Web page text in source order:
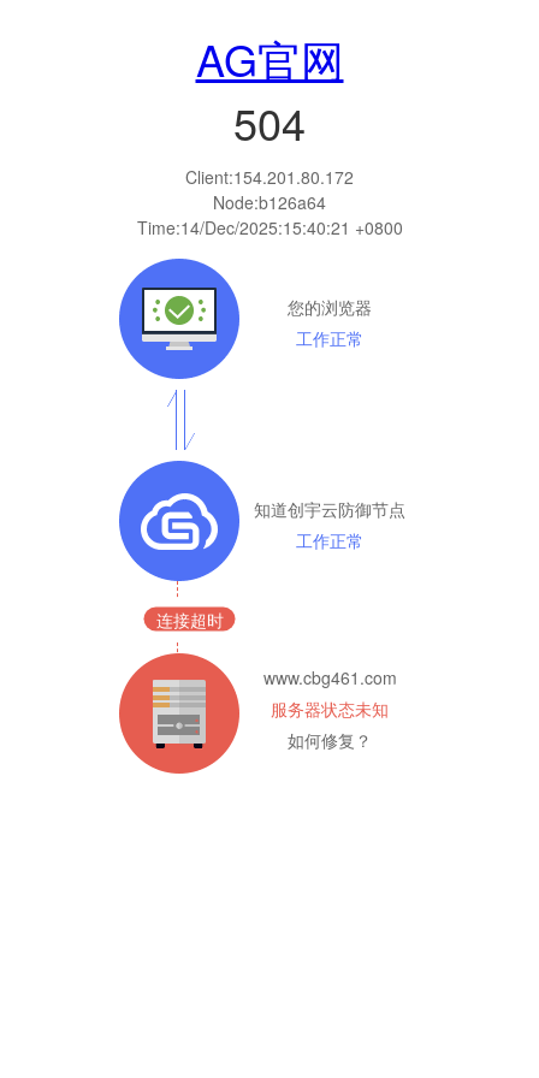
AG官网
504
Client:154.201.80.172
Node:b126a64
Time:14/Dec/2025:15:40:21 +0800
您的浏览器
工作正常
知道创宇云防御节点
工作正常
连接超时
www.cbg461.com
服务器状态未知
如何修复？